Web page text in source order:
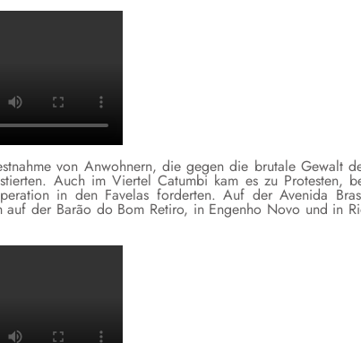
von Anwohnern, die gegen die brutale Gewalt
Auch im Viertel Catumbi kam es zu Protesten,
in den Favelas forderten. Auf der Avenida
auf der Barão do Bom Retiro, in Engenho Novo und in